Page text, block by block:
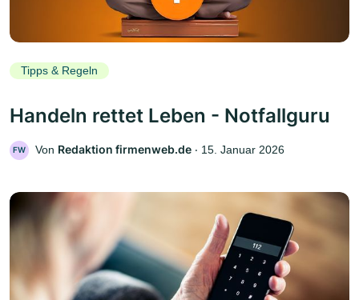
Tipps & Regeln
Handeln rettet Leben - Notfallguru
FW Von Redaktion firmenweb.de ‧ 15. Januar 2026